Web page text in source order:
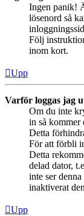
Ingen panik!
lösenord så
Följ
inom kort.
Upp
Varför loggas jag
Om du inte
in så kommer
Detta
För att förbli
Detta
delad dator,
inte ser
inaktiverat
Upp